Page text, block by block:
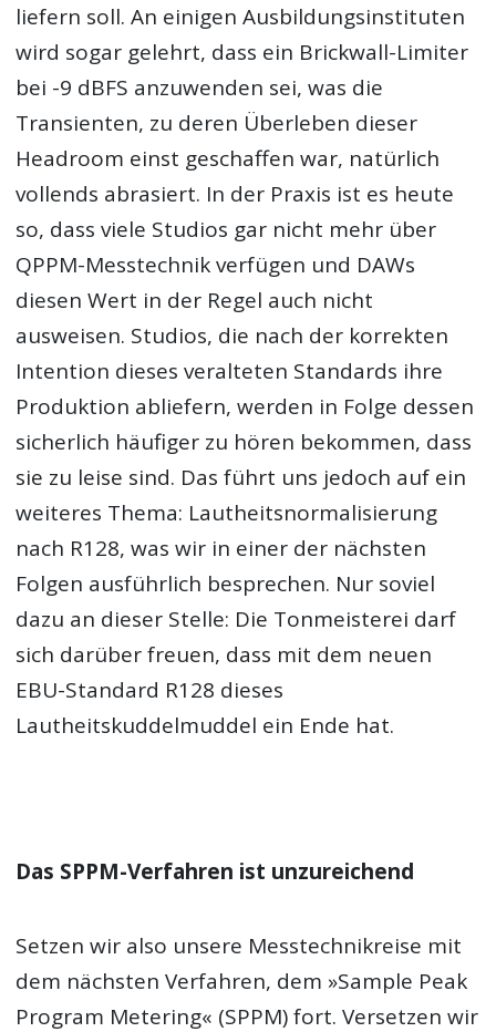
liefern soll. An einigen Ausbildungsinstituten
wird sogar gelehrt, dass ein Brickwall-Limiter
bei -9 dBFS anzuwenden sei, was die
Transienten, zu deren Überleben dieser
Headroom einst geschaffen war, natürlich
vollends abrasiert. In der Praxis ist es heute
so, dass viele Studios gar nicht mehr über
QPPM-Messtechnik verfügen und DAWs
diesen Wert in der Regel auch nicht
ausweisen. Studios, die nach der korrekten
Intention dieses veralteten Standards ihre
Produktion abliefern, werden in Folge dessen
sicherlich häufiger zu hören bekommen, dass
sie zu leise sind. Das führt uns jedoch auf ein
weiteres Thema: Lautheitsnormalisierung
nach R128, was wir in einer der nächsten
Folgen ausführlich besprechen. Nur soviel
dazu an dieser Stelle: Die Tonmeisterei darf
sich darüber freuen, dass mit dem neuen
EBU-Standard R128 dieses
Lautheitskuddelmuddel ein Ende hat.
Das SPPM-Verfahren ist unzureichend
Setzen wir also unsere Messtechnikreise mit
dem nächsten Verfahren, dem »Sample Peak
Program Metering« (SPPM) fort. Versetzen wir